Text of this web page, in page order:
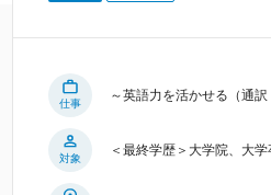
仕事
～英語力を活かせる（通
対象
＜最終学歴＞大学院、大学